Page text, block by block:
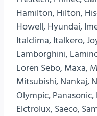
Hamilton, Hilton,
Howell, Hyundai,
Italclima, Italkero,
Lamborghini,
Loren Sebo, Maxa,
Mitsubishi, Nankaj,
Olympic,
Elctrolux, Saeco,